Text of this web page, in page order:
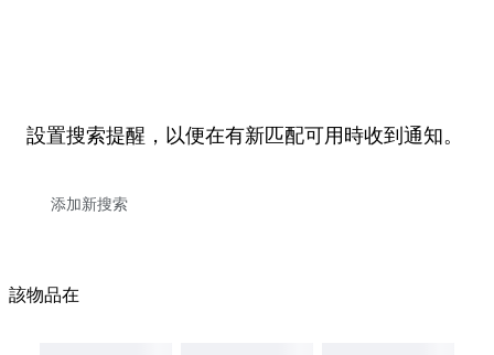
設置搜索提醒，以便在有新匹配可用時收到通知。
該物品在